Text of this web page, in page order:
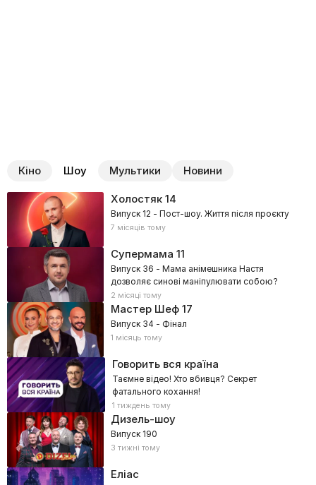
Кіно Шоу Мультики Новини
Холостяк14
Випуск 12 - Пост-шоу. Життя після проєкту
7 місяців тому
Супермама 11
Випуск 36 - Мама анімешника Настя
дозволяє синові маніпулювати собою?
2 місяці тому
Мастер Шеф17
Випуск 34 - Фінал
1 місяць тому
Говорить вся країна
Таємне відео! Хто вбивця? Секрет
фатального кохання!
1 тиждень тому
Дизель-шоу
Випуск 190
3 тижні тому
Еліас